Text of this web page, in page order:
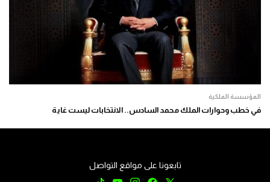
المؤسسة الملكية
في خطب وحوارات الملك محمد السادس.. الانتخابات ليست غاية
تابعونا على مواقع التواصل